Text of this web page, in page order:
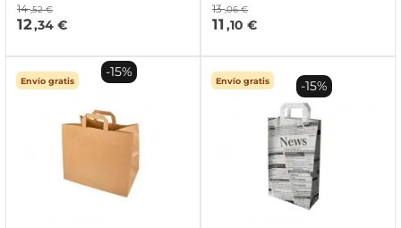
14 ,52 €
12,34 €
13 ,06 €
11,10 €
Envío gratis
-15%
Envío gratis -15%